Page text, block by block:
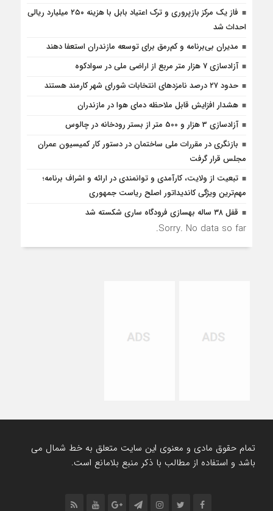
فاز یک مرکز بازپروری و ترک اعتیاد بابل با هزینه ۲۵۰ میلیارد ریالی
احداث شد
مدیران بی‌برنامه و کم‌رمق برای توسعه مازندران استعفا دهند
آزادسازی 7 هزار متر مربع از اراضی ملی در سوادکوه
حدود ۲۷ درصد نامزدهای انتخابات شورای شهر کارمند هستند
هشدار افزایش قابل ملاحظه دمای هوا در مازندران
آزادسازی 3 هزار و 500 متر از بستر رودخانه در چالوس
بازنگری در مقررات ملی ساختمان در دستور کار کمیسیون عمران
مجلس قرار گرفت
تبعیت از ولایت، کارآمدی و توانمندی در ارائه و اشراف برنامه؛
مهم‌ترین ویژگی کاندیداتور اصلح ریاست جمهوری
قفل ۳۸ ساله بهسازی فرودگاه ساری شکسته شد
Sorry. No data so far.
تمام حقوق مادی و معنوی این سایت متعلق به خط شمال می
باشد و استفاده از مطالب با ذکر منبع بلامانع است.